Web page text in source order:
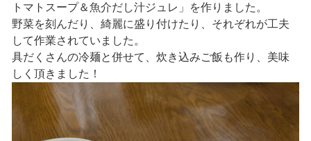
トマトスープ＆魚介だし汁ジュレ」を作りました。
野菜を刻んだり、綺麗に盛り付けたり、それぞれが工夫
して作業されていました。
具だくさんの冷麺と併せて、炊き込みご飯も作り、美味
しく頂きました！